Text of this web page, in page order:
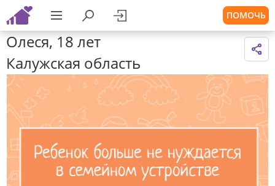
ПОМОЧЬ
Олеся, 18 лет
Калужская область